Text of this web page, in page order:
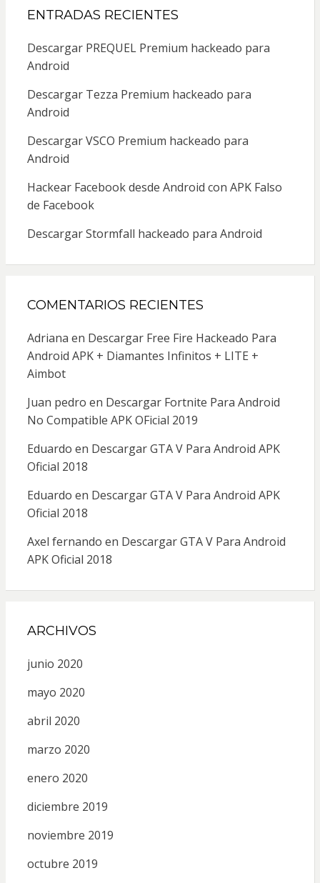
ENTRADAS RECIENTES
Descargar PREQUEL Premium hackeado para
Android
Descargar Tezza Premium hackeado para
Android
Descargar VSCO Premium hackeado para
Android
Hackear Facebook desde Android con APK Falso
de Facebook
Descargar Stormfall hackeado para Android
COMENTARIOS RECIENTES
Adriana en Descargar Free Fire Hackeado Para
Android APK + Diamantes Infinitos + LITE +
Aimbot
Juan pedro en Descargar Fortnite Para Android
No Compatible APK OFicial 2019
Eduardo en Descargar GTA V Para Android APK
Oficial 2018
Eduardo en Descargar GTA V Para Android APK
Oficial 2018
Axel fernando en Descargar GTA V Para Android
APK Oficial 2018
ARCHIVOS
junio 2020
mayo 2020
abril 2020
marzo 2020
enero 2020
diciembre 2019
noviembre 2019
octubre 2019